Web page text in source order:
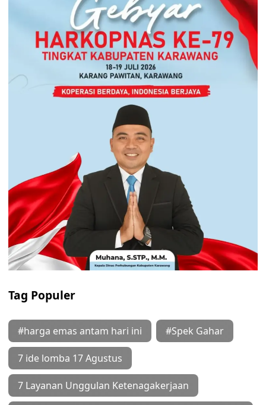
Tag Populer
#harga emas antam hari ini #Spek Gahar
7 ide lomba 17 Agustus
7 Layanan Unggulan Ketenagakerjaan